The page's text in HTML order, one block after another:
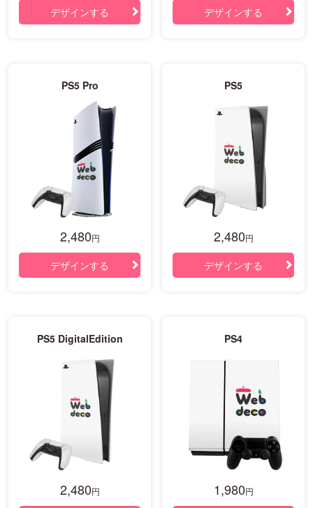
デザインする デザインする
PS5 Pro
2,480円
デザインする
PS5
2,480円
デザインする
PS5 DigitalEdition
2,480円
PS4
1,980円